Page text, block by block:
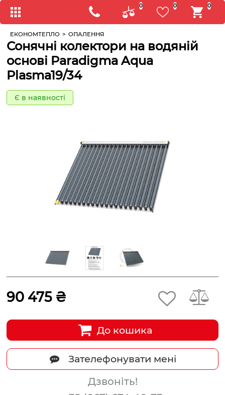
0 0 0
ЕКОНОМТЕПЛО > ОПАЛЕННЯ
Сонячні колектори на водяній
основі Paradigma Aqua
Plasma19/34
Є в наявності
90 475 ₴
До кошика
Зателефонувати мені
Дзвоніть!